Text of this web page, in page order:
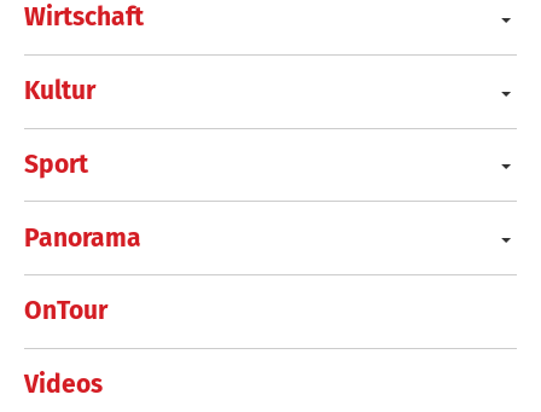
Wirtschaft
Kultur
Sport
Panorama
OnTour
Videos